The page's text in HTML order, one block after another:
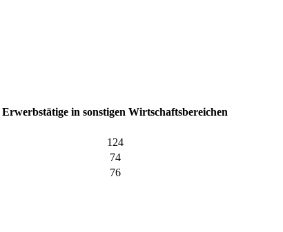
Erwerbstätige in sonstigen Wirtschaftsbereichen
124
74
76